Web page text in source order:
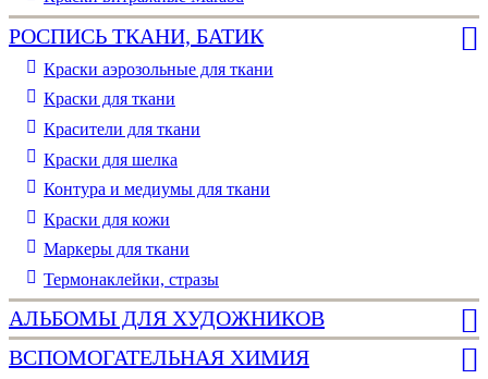
РОСПИСЬ ТКАНИ, БАТИК
Краски аэрозольные для ткани
Краски для ткани
Красители для ткани
Краски для шелка
Контура и медиумы для ткани
Краски для кожи
Маркеры для ткани
Термонаклейки, стразы
АЛЬБОМЫ ДЛЯ ХУДОЖНИКОВ
ВСПОМОГАТЕЛЬНАЯ ХИМИЯ